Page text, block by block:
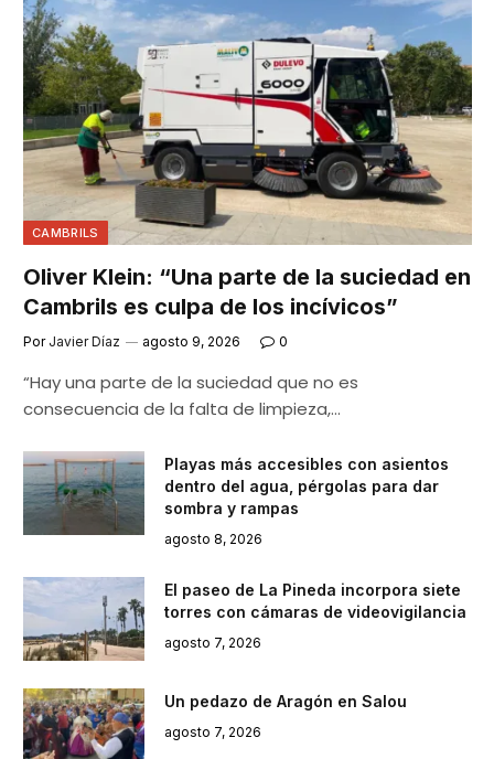
CAMBRILS
Oliver Klein: “Una parte de la suciedad en
Cambrils es culpa de los incívicos”
Por Javier Díaz agosto 9, 2026 0
“Hay una parte de la suciedad que no es
consecuencia de la falta de limpieza,…
Playas más accesibles con asientos
dentro del agua, pérgolas para dar
sombra y rampas
agosto 8, 2026
El paseo de La Pineda incorpora siete
torres con cámaras de videovigilancia
agosto 7, 2026
Un pedazo de Aragón en Salou
agosto 7, 2026